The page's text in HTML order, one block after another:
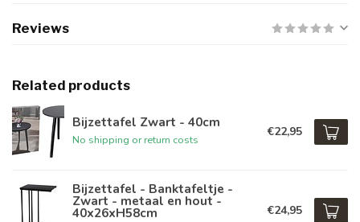
Reviews
Related products
Bijzettafel Zwart - 40cm
No shipping or return costs
€22,95
Bijzettafel - Banktafeltje -
Zwart - metaal en hout -
40x26xH58cm €24,95